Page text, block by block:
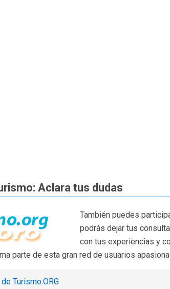
Aclara tus dudas
También puedes
podrás dejar tus
con tus experiencias y
parte de esta gran red de usuarios
Turismo.ORG